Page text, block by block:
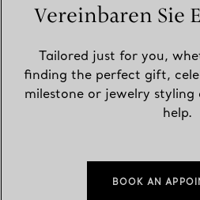
Vereinbaren Sie
Tailored just for you,
finding the perfect gift,
milestone or jewelry styling
help.
BOOK AN